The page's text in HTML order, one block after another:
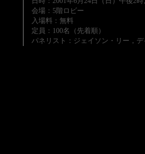
会場：5階ロビー
入場料：無料
定員：100名（先着順）
パネリスト：ジェイソン・リー，